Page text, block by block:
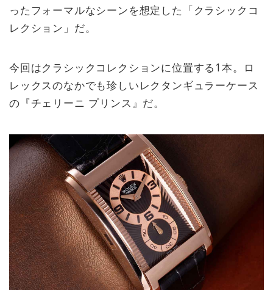
ったフォーマルなシーンを想定した「クラシックコ
レクション」だ。
今回はクラシックコレクションに位置する1本。ロ
レックスのなかでも珍しいレクタンギュラーケース
の『チェリーニ プリンス』だ。